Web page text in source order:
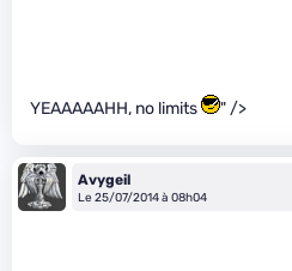
YEAAAAAHH, no limits " />
Avygeil
Le 25/07/2014 à 08h04